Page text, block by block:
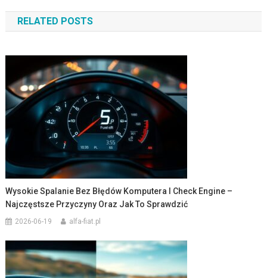
wpisu
RELATED POSTS
Wysokie Spalanie Bez Błędów Komputera I Check Engine –
Najczęstsze Przyczyny Oraz Jak To Sprawdzić
2026-06-19 alfa-fiat.pl